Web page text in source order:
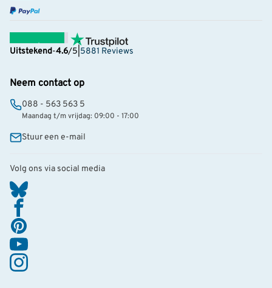
Uitstekend-4.6/5 5881 Reviews
Neem contact op
088 - 563 563 5
Maandag t/m vrijdag: 09:00 - 17:00
Stuur een e-mail
Volg ons via social media